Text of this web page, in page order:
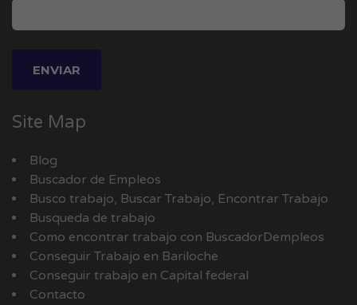
Site Map
Blog
Buscador de Empleos
Busco trabajo, Buscar Trabajo, Encontrar Trabajo
Busqueda de trabajo
Como encontrar trabajo con BuscadorDempleos
Conseguir Trabajo en Bariloche
Conseguir trabajo en Capital federal
Contacto